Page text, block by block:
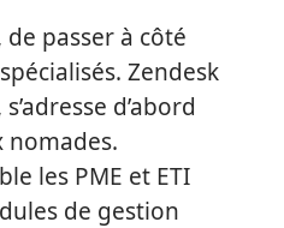
passer à côté
Zendesk
d’abord
nomades.
les PME et ETI
de gestion